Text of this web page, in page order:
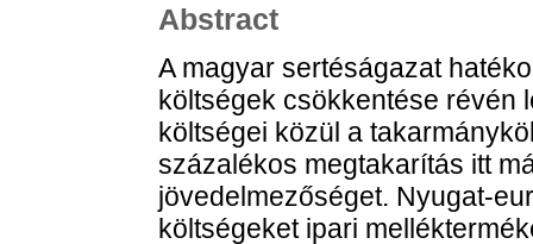
Abstract
A magyar sertéságazat
költségek csökkentése révén
költségei közül a
százalékos megtakarítás itt
jövedelmezőséget. Nyugat-
költségeket ipari